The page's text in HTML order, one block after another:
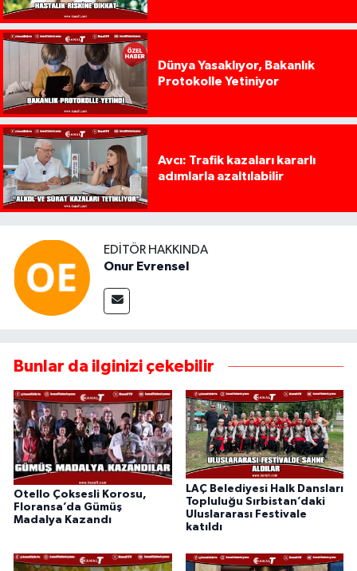
Dünya Yasaklıyor, Bakanlık
Protokolle Yetiniyor
Avcı: Trafik kazaları kararlı
adımlarla azaltılabilir
EDITÖR HAKKINDA
Onur Evrensel
Bunlar da ilginizi çekebilir
Otello Çoksesli Korosu,
Floransa’da Gümüş
Madalya Kazandı
LAÇ Belediyesi Halk Dansları
Topluluğu Sırbistan’daki
Uluslararası Festivale
katıldı